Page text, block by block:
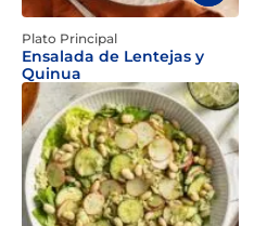
Plato Principal
Ensalada de Lentejas y
Quinua